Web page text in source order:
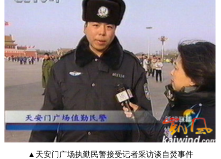
▲天安门广场执勤民警接受记者采访谈自焚事件